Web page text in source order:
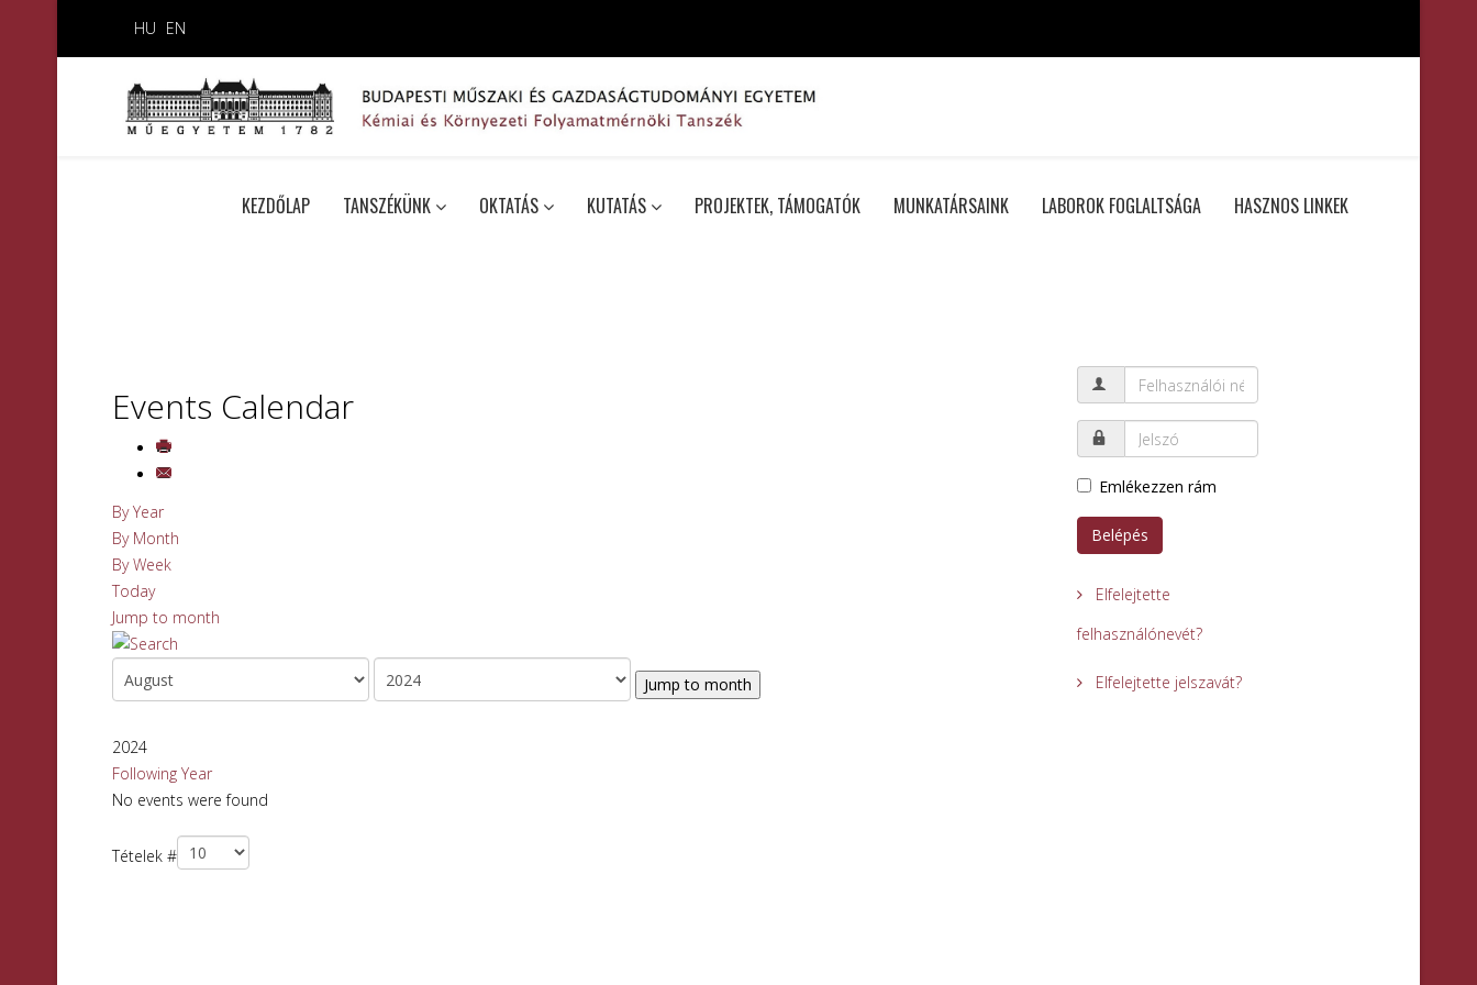
HU EN
KEZDŐLAP TANSZÉKÜNK OKTATÁS KUTATÁS PROJEKTEK, TÁMOGATÓK MUNKATÁRSAINK LABOROK FOGLALTSÁGA HASZNOS LINKEK
Events Calendar
By Year
By Month
By Week
Today
Jump to month
Jump to month
2024
Following Year
No events were found
Tételek #
Emlékezzen rám
Belépés
Elfelejtette
felhasználónevét?
Elfelejtette jelszavát?